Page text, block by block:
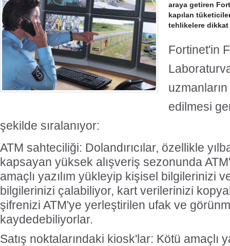
araya getiren
kapılan
tehlikelere
Fortinet'in
edilmesi
şekilde sıralanıyor:
ATM sahteciliği: Dolandırıcılar, özellikle
kapsayan yüksek alışveriş sezonunda
amaçlı yazılım yükleyip kişisel bilgilerinizi
bilgilerinizi çalabiliyor, kart verilerinizi
şifrenizi ATM'ye yerleştirilen ufak ve
kaydedebiliyorlar.
Satış noktalarındaki kiosk'lar: Kötü amaçlı